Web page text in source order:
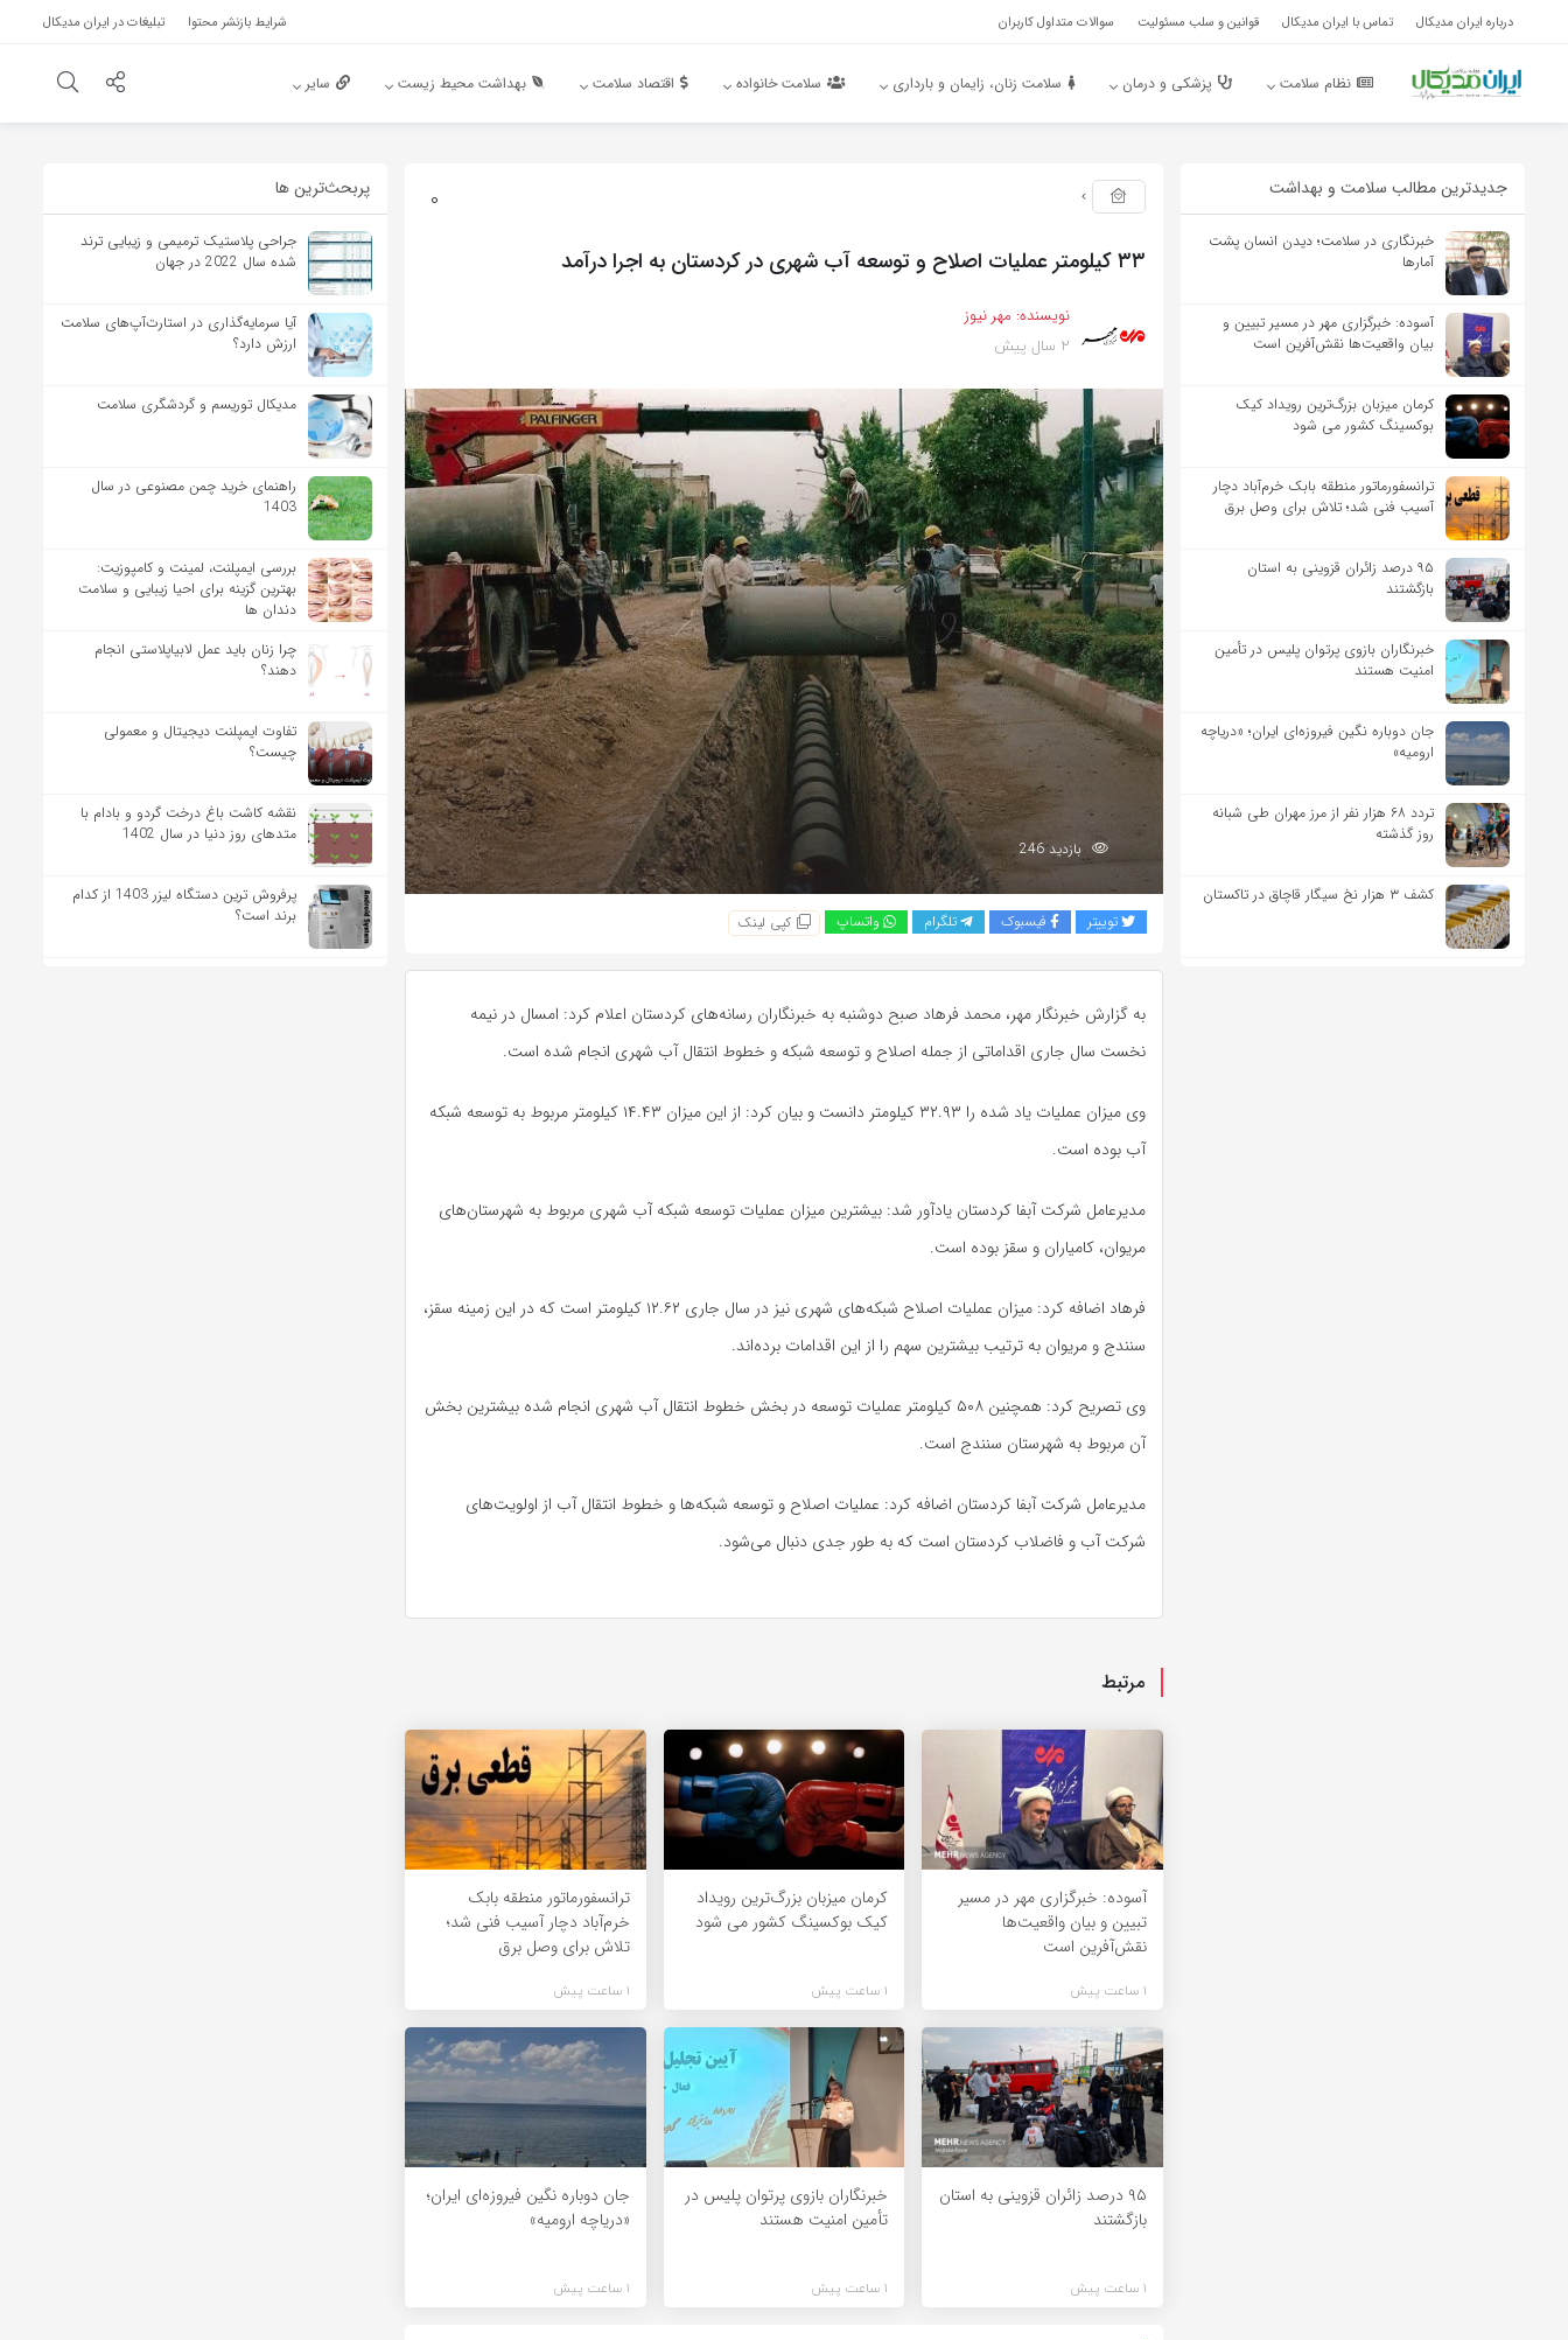
درباره ایران مدیکال تماس با ایران مدیکال قوانین و سلب مسئولیت سوالات متداول کاربران شرایط بازنشر محتوا تبلیغات در ایران مدیکال
نظام سلامت پزشکی و درمان سلامت زنان، زایمان و بارداری سلامت خانواده اقتصاد سلامت بهداشت محیط زیست سایر
جدیدترین مطالب سلامت و بهداشت
خبرنگاری در سلامت؛ دیدن انسان پشت
آمارها
آسوده: خبرگزاری مهر در مسیر تبیین و
بیان واقعیت‌ها نقش‌آفرین است
کرمان میزبان بزرگ‌ترین رویداد کیک‌
بوکسینگ کشور می شود
ترانسفورماتور منطقه بابک خرم‌آباد دچار
آسیب فنی شد؛ تلاش برای وصل برق
۹۵ درصد زائران قزوینی به استان
بازگشتند
خبرنگاران بازوی پرتوان پلیس در تأمین
امنیت هستند
جان دوباره نگین فیروزه‌ای ایران؛ «دریاچه
ارومیه»
تردد ۶۸ هزار نفر از مرز مهران طی شبانه
روز گذشته
کشف ۳ هزار نخ سیگار قاچاق در تاکستان
0
۳۳ کیلومتر عملیات اصلاح و توسعه آب شهری در کردستان به اجرا درآمد
نویسنده: مهر نیوز
2 سال پیش
بازدید 246
توییتر فیسبوک تلگرام واتساپ کپی لینک
به گزارش خبرنگار مهر، محمد فرهاد صبح دوشنبه به خبرنگاران رسانه‌های کردستان اعلام کرد: امسال در نیمه
نخست سال جاری اقداماتی از جمله اصلاح و توسعه شبکه و خطوط انتقال آب شهری انجام شده است.
وی میزان عملیات یاد شده را ۳۲.۹۳ کیلومتر دانست و بیان کرد: از این میزان ۱۴.۴۳ کیلومتر مربوط به توسعه شبکه
آب بوده است.
مدیرعامل شرکتآبفا کردستان یادآور شد: بیشترین میزان عملیات توسعه شبکه آب شهری مربوط به شهرستان‌های
مریوان، کامیاران و سقز بوده است.
فرهاد اضافه کرد: میزان عملیات اصلاح شبکه‌های شهری نیز در سال جاری ۱۲.۶۲ کیلومتر است که در این زمینه سقز،
سنندج و مریوان به ترتیب بیشترین سهم را از این اقدامات برده‌اند.
وی تصریح کرد: همچنین ۵۰۸ کیلومتر عملیات توسعه در بخش خطوط انتقال آب شهری انجام شده بیشترین بخش
آن مربوط به شهرستان سنندج است.
مدیرعامل شرکتآبفا کردستان اضافه کرد: عملیات اصلاح و توسعه شبکه‌ها و خطوط انتقال آب از اولویت‌های
شرکت آب و فاضلاب کردستان است که به طور جدی دنبال می‌شود.
مرتبط
آسوده: خبرگزاری مهر در مسیر
تبیین و بیان واقعیت‌ها
نقش‌آفرین است
1 ساعت پیش
کرمان میزبان بزرگ‌ترین رویداد
کیک‌ بوکسینگ کشور می شود
1 ساعت پیش
ترانسفورماتور منطقه بابک
خرم‌آباد دچار آسیب فنی شد؛
تلاش برای وصل برق
1 ساعت پیش
۹۵ درصد زائران قزوینی به استان
بازگشتند
1 ساعت پیش
خبرنگاران بازوی پرتوان پلیس در
تأمین امنیت هستند
1 ساعت پیش
جان دوباره نگین فیروزه‌ای ایران؛
«دریاچه ارومیه»
1 ساعت پیش
پربحث‌‌ترین ها
جراحی پلاستیک ترمیمی و زیبایی ترند
شده سال 2022 در جهان
آیا سرمایه‌گذاری در استارت‌آپ‌های سلامت
ارزش دارد؟
مدیکال توریسم و گردشگری سلامت
راهنمای خرید چمن مصنوعی در سال
1403
بررسی ایمپلنت، لمینت و کامپوزیت:
بهترین گزینه برای احیا زیبایی و سلامت
دندان ها
چرا زنان باید عمل لابیاپلاستی انجام
دهند؟
تفاوت ایمپلنت دیجیتال و معمولی
چیست؟
نقشه کاشت باغ درخت گردو و بادام با
متدهای روز دنیا در سال 1402
پرفروش ترین دستگاه لیزر 1403 از کدام
برند است؟